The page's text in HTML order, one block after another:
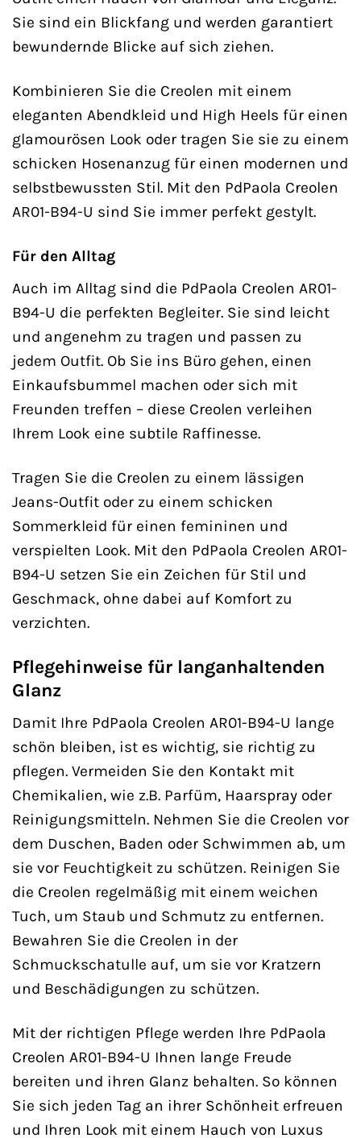
Sie sind ein Blickfang und werden garantiert
bewundernde Blicke auf sich ziehen.
Kombinieren Sie die Creolen mit einem
eleganten Abendkleid und High Heels für einen
glamourösen Look oder tragen Sie sie zu einem
schicken Hosenanzug für einen modernen und
selbstbewussten Stil. Mit den PdPaola Creolen
AR01-B94-U sind Sie immer perfekt gestylt.
Für den Alltag
Auch im Alltag sind die PdPaola Creolen AR01-
B94-U die perfekten Begleiter. Sie sind leicht
und angenehm zu tragen und passen zu
jedem Outfit. Ob Sie ins Büro gehen, einen
Einkaufsbummel machen oder sich mit
Freunden treffen – diese Creolen verleihen
Ihrem Look eine subtile Raffinesse.
Tragen Sie die Creolen zu einem lässigen
Jeans-Outfit oder zu einem schicken
Sommerkleid für einen femininen und
verspielten Look. Mit den PdPaola Creolen AR01-
B94-U setzen Sie ein Zeichen für Stil und
Geschmack, ohne dabei auf Komfort zu
verzichten.
Pflegehinweise für langanhaltenden
Glanz
Damit Ihre PdPaola Creolen AR01-B94-U lange
schön bleiben, ist es wichtig, sie richtig zu
pflegen. Vermeiden Sie den Kontakt mit
Chemikalien, wie z.B. Parfüm, Haarspray oder
Reinigungsmitteln. Nehmen Sie die Creolen vor
dem Duschen, Baden oder Schwimmen ab, um
sie vor Feuchtigkeit zu schützen. Reinigen Sie
die Creolen regelmäßig mit einem weichen
Tuch, um Staub und Schmutz zu entfernen.
Bewahren Sie die Creolen in der
Schmuckschatulle auf, um sie vor Kratzern
und Beschädigungen zu schützen.
Mit der richtigen Pflege werden Ihre PdPaola
Creolen AR01-B94-U Ihnen lange Freude
bereiten und ihren Glanz behalten. So können
Sie sich jeden Tag an ihrer Schönheit erfreuen
und Ihren Look mit einem Hauch von Luxus